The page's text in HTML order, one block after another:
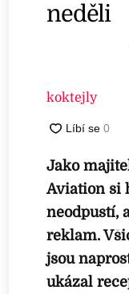
neděli
koktejly
Jako
Aviation si
neodpustí,
reklam.
jsou
ukázal